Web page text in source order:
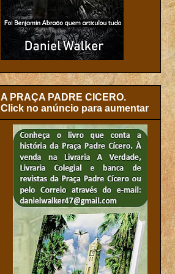
A PRAÇA PADRE CICERO.
Click no anúncio para aumentar